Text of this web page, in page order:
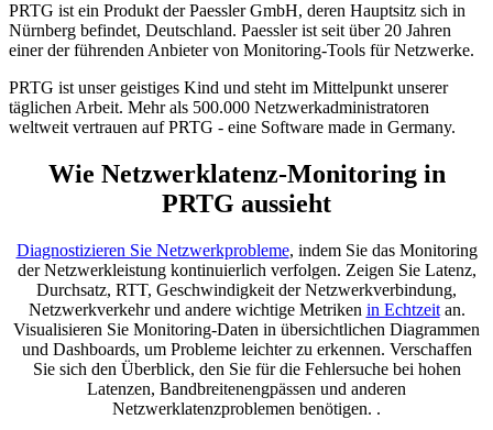
PRTG ist ein Produkt der Paessler GmbH, deren Hauptsitz sich in
Nürnberg befindet, Deutschland. Paessler ist seit über 20 Jahren
einer der führenden Anbieter von Monitoring-Tools für Netzwerke.
PRTG ist unser geistiges Kind und steht im Mittelpunkt unserer
täglichen Arbeit. Mehr als 500.000 Netzwerkadministratoren
weltweit vertrauen auf PRTG - eine Software made in Germany.
Wie Netzwerklatenz-Monitoring in
PRTG aussieht
Diagnostizieren Sie Netzwerkprobleme, indem Sie das Monitoring
der Netzwerkleistung kontinuierlich verfolgen. Zeigen Sie Latenz,
Durchsatz, RTT, Geschwindigkeit der Netzwerkverbindung,
Netzwerkverkehr und andere wichtige Metriken in Echtzeitan.
Visualisieren Sie Monitoring-Daten in übersichtlichen Diagrammen
und Dashboards, um Probleme leichter zu erkennen. Verschaffen
Sie sich den Überblick, den Sie für die Fehlersuche bei hohen
Latenzen, Bandbreitenengpässen und anderen
Netzwerklatenzproblemen benötigen. .